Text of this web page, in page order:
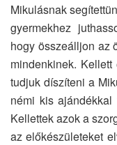
Mikulásnak
gyermekhez
hogy összeálljon az
mindenkinek.
tudjuk díszíteni a
némi kis ajándékkal
Kellettek azok a
az előkészületeket